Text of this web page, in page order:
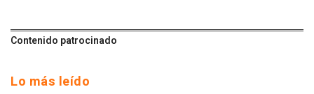
Contenido patrocinado
Lo más leído